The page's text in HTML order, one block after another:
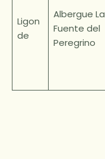
Ligon
de
Albergue La
Fuente del
Peregrino